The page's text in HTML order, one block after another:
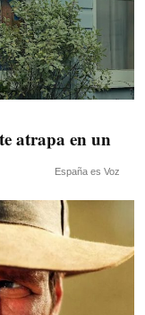
atrapa en un
España es Voz